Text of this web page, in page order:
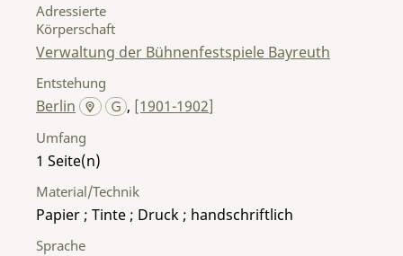
Adressierte
Körperschaft
Verwaltung der Bühnenfestspiele Bayreuth
Entstehung
Berlin , [1901-1902]
Umfang
1
Material/Technik
Papier ; Tinte ; Druck ; handschriftlich
Sprache